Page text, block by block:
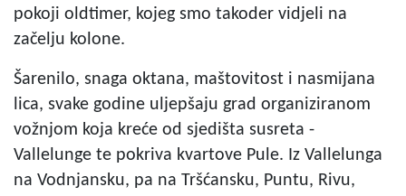
pokoji oldtimer, kojeg smo takoder vidjeli na
začelju kolone.
Šarenilo, snaga oktana, maštovitost i nasmijana
lica, svake godine uljepšaju grad organiziranom
vožnjom koja kreće od sjedišta susreta -
Vallelunge te pokriva kvartove Pule. Iz Vallelunga
na Vodnjansku, pa na Tršćansku, Puntu, Rivu,